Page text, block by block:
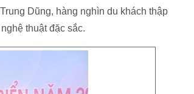
Dũng, hàng nghìn du khách thập
thuật đặc sắc.